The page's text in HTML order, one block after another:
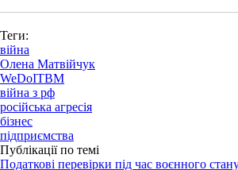
Теги:
війна
Олена Матвійчук
WeDoITBM
війна з рф
російська агресія
бізнес
підприємства
Публікації по темі
Податкові перевірки під час воєнного